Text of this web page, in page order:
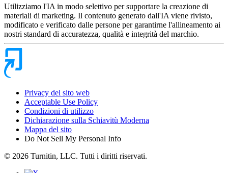
Utilizziamo l'IA in modo selettivo per supportare la creazione di
materiali di marketing. Il contenuto generato dall'IA viene rivisto,
modificato e verificato dalle persone per garantirne l'allineamento ai
nostri standard di accuratezza, qualità e integrità del marchio.
Privacy del sito web
Acceptable Use Policy
Condizioni di utilizzo
Dichiarazione sulla Schiavitù Moderna
Mappa del sito
Do Not Sell My Personal Info
© 2026 Turnitin, LLC. Tutti i diritti riservati.